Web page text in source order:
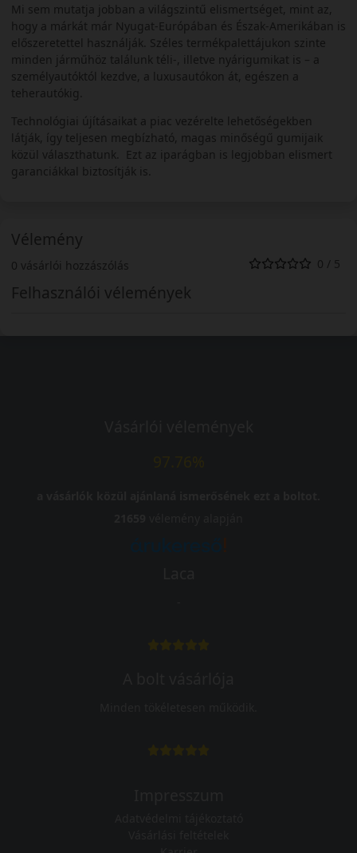
Mi sem mutatja jobban a világszintű elismertséget, mint az,
hogy a márkát már Nyugat-Európában és Észak-Amerikában is
előszeretettel használják. Széles termékpalettájukon szinte
minden járműhöz találunk téli-, illetve nyárigumikat is – a
személyautóktól kezdve, a luxusautókon át, egészen a
teherautókig.
Technológiai újításaikat a piac vezérelte lehetőségekben
látják, így teljesen megbízható, magas minőségű gumijaik
közül választhatunk. Ezt az iparágban is legjobban elismert
garanciákkal biztosítják is.
Vélemény
0 vásárlói hozzászólás 0 / 5
Felhasználói vélemények